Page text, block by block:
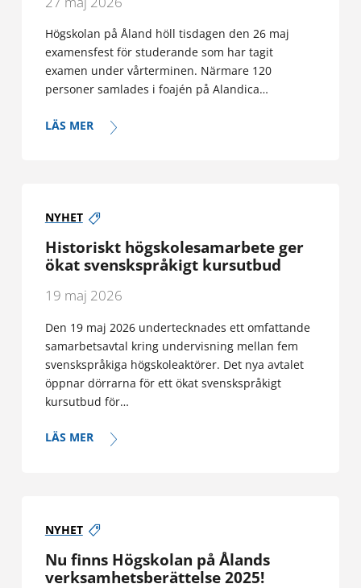
Högskolan på Åland höll tisdagen den 26 maj
examensfest för studerande som har tagit
examen under vårterminen. Närmare 120
personer samlades i foajén på Alandica…
LÄS MER
NYHET
Historiskt högskolesamarbete ger
ökat svenskspråkigt kursutbud
19 maj 2026
Den 19 maj 2026 undertecknades ett omfattande
samarbetsavtal kring undervisning mellan fem
svenskspråkiga högskoleaktörer. Det nya avtalet
öppnar dörrarna för ett ökat svenskspråkigt
kursutbud för…
LÄS MER
NYHET
Nu finns Högskolan på Ålands
verksamhetsberättelse 2025!